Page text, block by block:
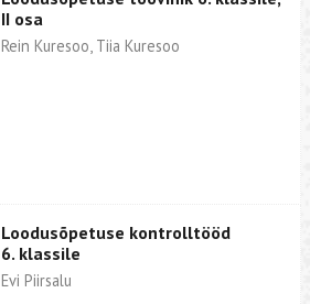
II osa
Rein Kuresoo, Tiia Kuresoo
Loodusõpetuse kontrolltööd
6. klassile
Evi Piirsalu